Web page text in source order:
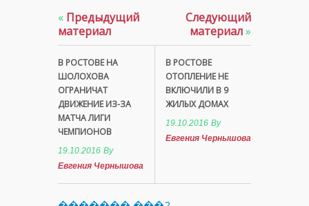
« Предыдущий
материал
В РОСТОВЕ НА
ШОЛОХОВА
ОГРАНИЧАТ
ДВИЖЕНИЕ ИЗ-ЗА
МАТЧА ЛИГИ
ЧЕМПИОНОВ
19.10.2016 By
Евгения Чернышова
Следующий
материал»
В РОСТОВЕ
ОТОПЛЕНИЕ НЕ
ВКЛЮЧИЛИ В 9
ЖИЛЫХ ДОМАХ
19.10.2016 By
Евгения Чернышова